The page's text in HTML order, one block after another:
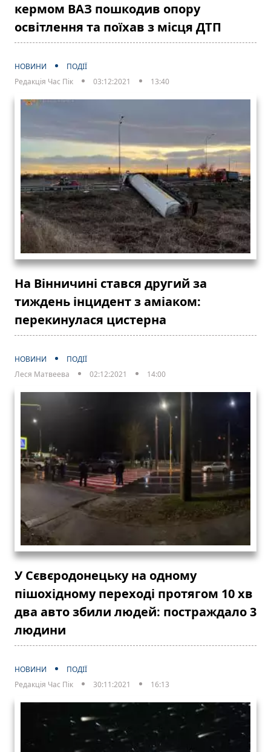
кермом ВАЗ пошкодив опору
освітлення та поїхав з місця ДТП
НОВИНИ
ПОДІЇ
Редакція Час Пік
03:12:2021 13:40
На Вінничині стався другий за
тиждень інцидент з аміаком:
перекинулася цистерна
НОВИНИ
ПОДІЇ
Леся Матвеева
02:12:2021 14:00
У Сєвєродонецьку на одному
пішохідному переході протягом 10 хв
два авто збили людей: постраждало 3
людини
НОВИНИ
ПОДІЇ
Редакція Час Пік
30:11:2021 16:13